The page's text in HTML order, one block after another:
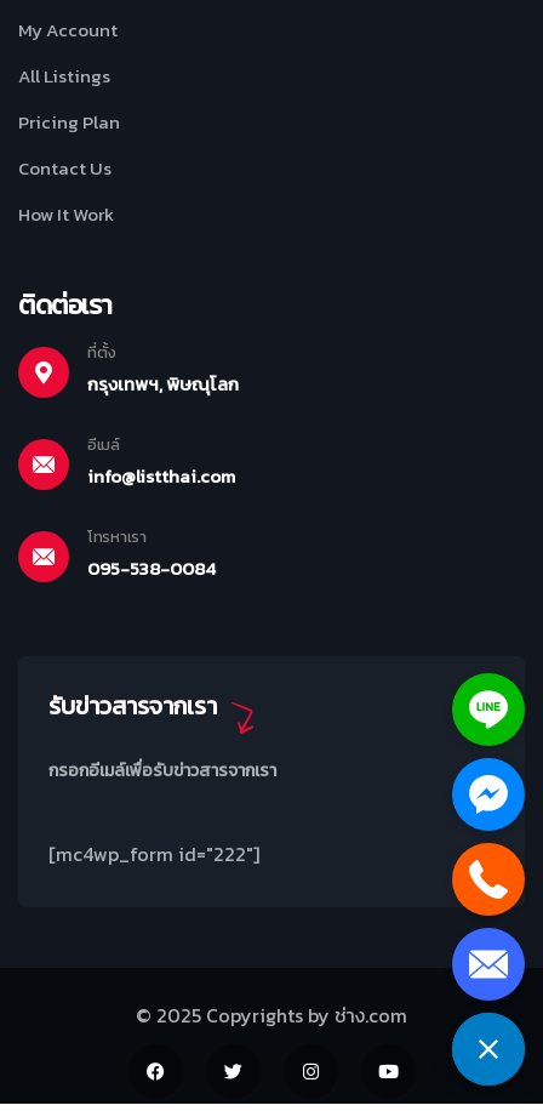
My Account
All Listings
Pricing Plan
Contact Us
How It Work
ติดต่อเรา
ที่ตั้ง
กรุงเทพฯ, พิษณุโลก
อีเมล์
info@listthai.com
โทรหาเรา
095-538-0084
รับข่าวสารจากเรา
กรอกอีเมล์เพื่อรับข่าวสารจากเรา
[mc4wp_form id="222"]
© 2025 Copyrights by ช่าง.com